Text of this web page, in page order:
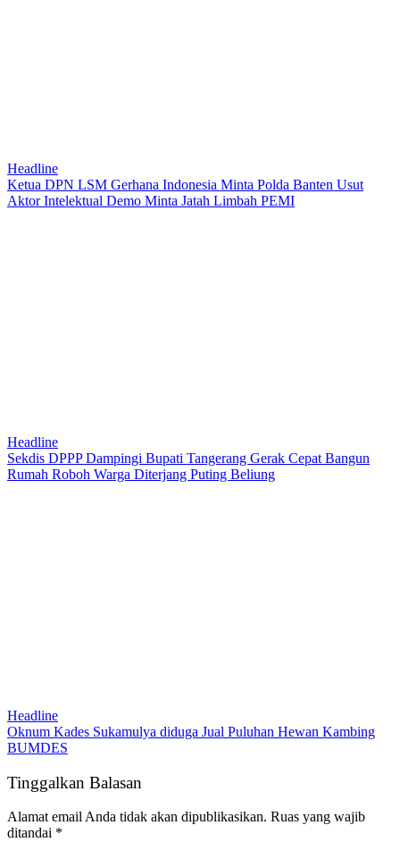
Headline
Ketua DPN LSM Gerhana Indonesia Minta Polda Banten Usut
Aktor Intelektual Demo Minta Jatah Limbah PEMI
Headline
Sekdis DPPP Dampingi Bupati Tangerang Gerak Cepat Bangun
Rumah Roboh Warga Diterjang Puting Beliung
Headline
Oknum Kades Sukamulya diduga Jual Puluhan Hewan Kambing
BUMDES
Tinggalkan Balasan
Alamat email Anda tidak akan dipublikasikan. Ruas yang wajib
ditandai *